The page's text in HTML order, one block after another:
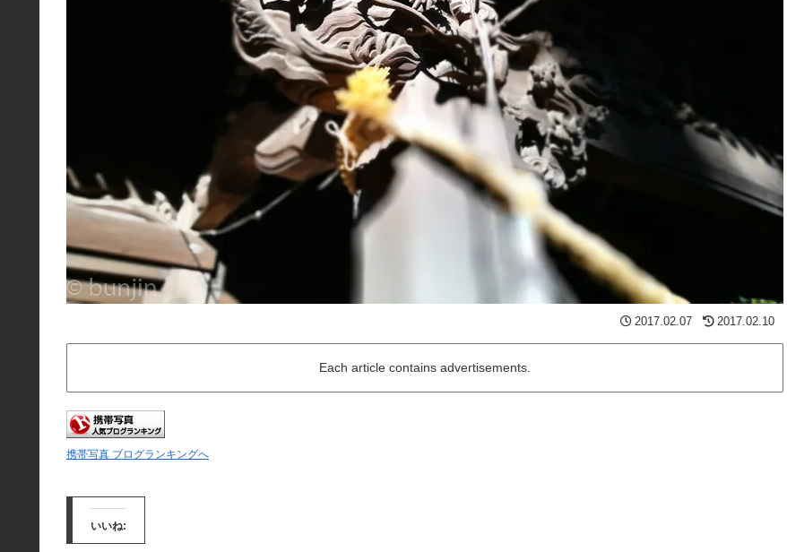
2017.02.07 2017.02.10
Each article contains advertisements.
携帯写真 ブログランキングへ
いいね: